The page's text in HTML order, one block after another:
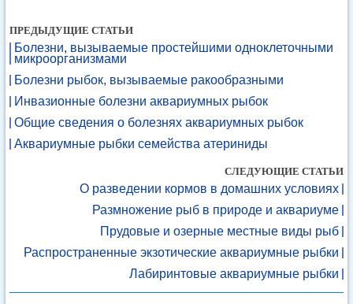
ПРЕДЫДУЩИЕ СТАТЬИ
Болезни, вызываемые простейшими одноклеточными
микроорганизмами
Болезни рыбок, вызываемые ракообразными
Инвазионные болезни аквариумных рыбок
Общие сведения о болезнях аквариумных рыбок
Аквариумные рыбки семейства атериниды
СЛЕДУЮЩИЕ СТАТЬИ
О разведении кормов в домашних условиях
Размножение рыб в природе и аквариуме
Прудовые и озерные местные виды рыб
Распространенные экзотические аквариумные рыбки
Лабиринтовые аквариумные рыбки